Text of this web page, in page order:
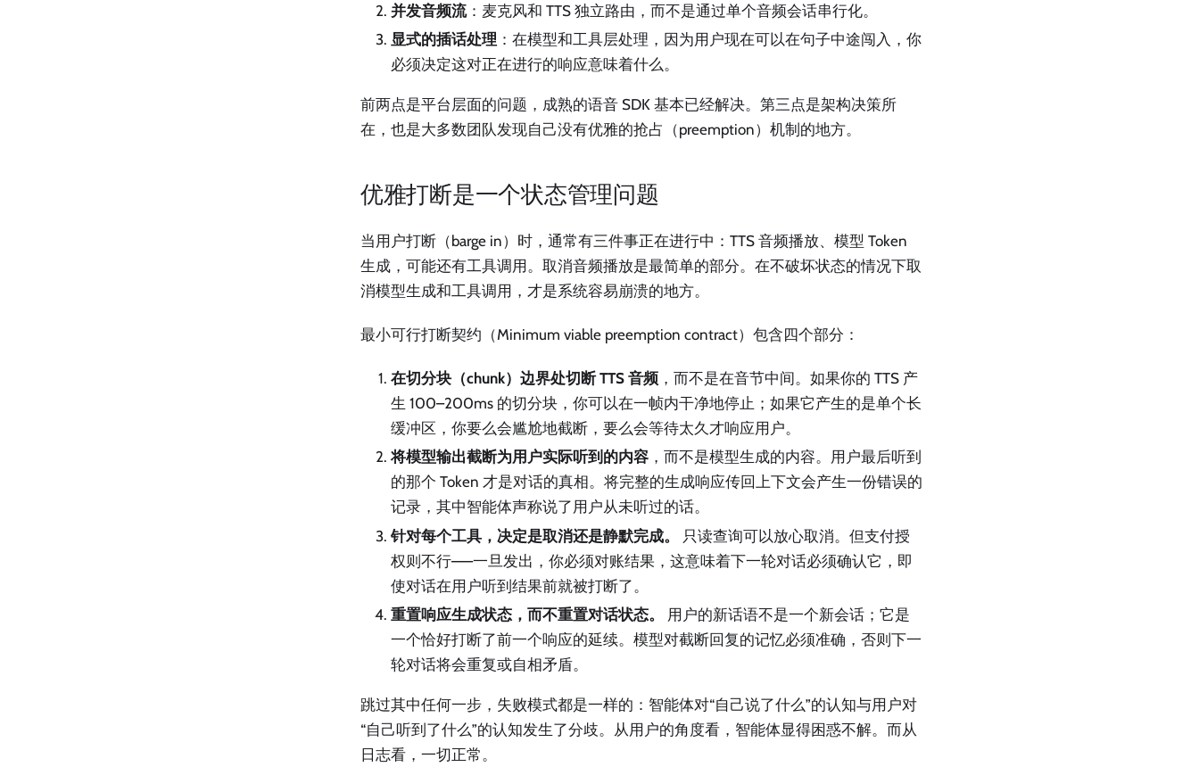
并发音频流：麦克风和 TTS 独立路由，而不是通过单个音频会话串行化。
显式的插话处理 ：在模型和工具层处理，因为用户现在可以在句子中途闯入，你
必须决定这对正在进行的响应意味着什么。
前两点是平台层面的问题，成熟的语音 SDK 基本已经解决。第三点是架构决策所
在，也是大多数团队发现自己没有优雅的抢占（preemption）机制的地方。
优雅打断是一个状态管理问题
当用户打断（barge in）时，通常有三件事正在进行中：TTS 音频播放、模型 Token
生成，可能还有工具调用。取消音频播放是最简单的部分。在不破坏状态的情况下取
消模型生成和工具调用，才是系统容易崩溃的地方。
最小可行打断契约（Minimum viable preemption contract）包含四个部分：
在切分块（chunk）边界处切断 TTS 音频 ，而不是在音节中间。如果你的 TTS 产
生 100–200ms 的切分块，你可以在一帧内干净地停止；如果它产生的是单个长
缓冲区，你要么会尴尬地截断，要么会等待太久才响应用户。
将模型输出截断为用户实际听到的内容 ，而不是模型生成的内容。用户最后听到
的那个 Token 才是对话的真相。将完整的生成响应传回上下文会产生一份错误的
记录，其中智能体声称说了用户从未听过的话。
针对每个工具，决定是取消还是静默完成。
只读查询可以放心取消。但支付授
权则不行——一旦发出，你必须对账结果，这意味着下一轮对话必须确认它，即
使对话在用户听到结果前就被打断了。
重置响应生成状态，而不重置对话状态。
用户的新话语不是一个新会话；它是
一个恰好打断了前一个响应的延续。模型对截断回复的记忆必须准确，否则下一
轮对话将会重复或自相矛盾。
跳过其中任何一步，失败模式都是一样的：智能体对“自己说了什么”的认知与用户对
“自己听到了什么”的认知发生了分歧。从用户的角度看，智能体显得困惑不解。而从
日志看，一切正常。